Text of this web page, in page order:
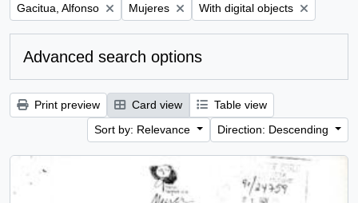
Remove filter:
Gacitua, Alfonso Remove filter:
Mujeres Remove filter:
With digital objects
Advanced search options
Print preview Card view
Table view
Sort by: Relevance
Direction: Descending